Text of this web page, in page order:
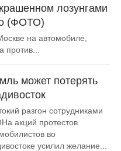
лозунгами
(ФОТО)
на автомобиле,
против...
может потерять
разгон сотрудниками
акций протестов
во
усилил желание...